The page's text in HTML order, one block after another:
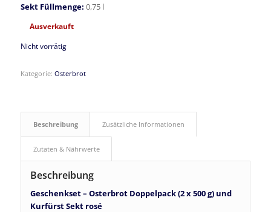
Sekt Füllmenge: 0,75 l
Ausverkauft
Nicht vorrätig
Kategorie: Osterbrot
Beschreibung Zusätzliche Informationen
Zutaten & Nährwerte
Beschreibung
Geschenkset – Osterbrot Doppelpack (2 x 500 g) und
Kurfürst Sekt rosé